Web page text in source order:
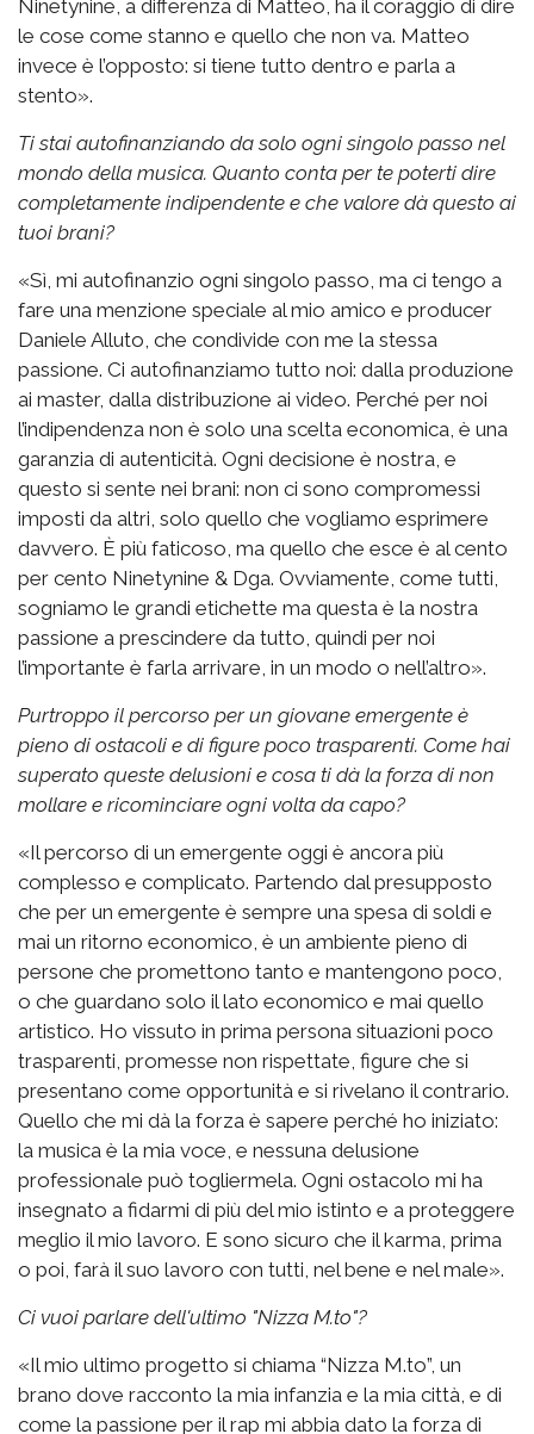
Ninetynine, a differenza di Matteo, ha il coraggio di dire
le cose come stanno e quello che non va. Matteo
invece è l’opposto: si tiene tutto dentro e parla a
stento».
Ti stai autofinanziando da solo ogni singolo passo nel
mondo della musica. Quanto conta per te poterti dire
completamente indipendente e che valore dà questo ai
tuoi brani?
«Sì, mi autofinanzio ogni singolo passo, ma ci tengo a
fare una menzione speciale al mio amico e producer
Daniele Alluto, che condivide con me la stessa
passione. Ci autofinanziamo tutto noi: dalla produzione
ai master, dalla distribuzione ai video. Perché per noi
l’indipendenza non è solo una scelta economica, è una
garanzia di autenticità. Ogni decisione è nostra, e
questo si sente nei brani: non ci sono compromessi
imposti da altri, solo quello che vogliamo esprimere
davvero. È più faticoso, ma quello che esce è al cento
per cento Ninetynine & Dga. Ovviamente, come tutti,
sogniamo le grandi etichette ma questa è la nostra
passione a prescindere da tutto, quindi per noi
l’importante è farla arrivare, in un modo o nell’altro».
Purtroppo il percorso per un giovane emergente è
pieno di ostacoli e di figure poco trasparenti. Come hai
superato queste delusioni e cosa ti dà la forza di non
mollare e ricominciare ogni volta da capo?
«Il percorso di un emergente oggi è ancora più
complesso e complicato. Partendo dal presupposto
che per un emergente è sempre una spesa di soldi e
mai un ritorno economico, è un ambiente pieno di
persone che promettono tanto e mantengono poco,
o che guardano solo il lato economico e mai quello
artistico. Ho vissuto in prima persona situazioni poco
trasparenti, promesse non rispettate, figure che si
presentano come opportunità e si rivelano il contrario.
Quello che mi dà la forza è sapere perché ho iniziato:
la musica è la mia voce, e nessuna delusione
professionale può togliermela. Ogni ostacolo mi ha
insegnato a fidarmi di più del mio istinto e a proteggere
meglio il mio lavoro. E sono sicuro che il karma, prima
o poi, farà il suo lavoro con tutti, nel bene e nel male».
Ci vuoi parlare dell'ultimo "Nizza M.to"?
«Il mio ultimo progetto si chiama “Nizza M.to”, un
brano dove racconto la mia infanzia e la mia città, e di
come la passione per il rap mi abbia dato la forza di